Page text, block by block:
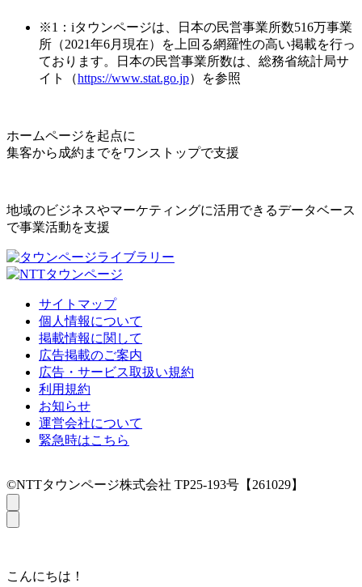
※1：iタウンページは、日本の民営事業所数516万事業
所（2021年6月現在）を上回る網羅性の高い掲載を行っ
ております。日本の民営事業所数は、総務省統計局サ
イト（https://www.stat.go.jp）を参照
ホームページを起点に
集客から成約までをワンストップで支援
地域のビジネスやマーケティングに活用できるデータベース
で事業活動を支援
サイトマップ
個人情報について
掲載情報に関して
広告掲載のご案内
広告・サービス取扱い規約
利用規約
お知らせ
運営会社について
緊急時はこちら
©NTTタウンページ株式会社 TP25-193号【261029】
こんにちは！